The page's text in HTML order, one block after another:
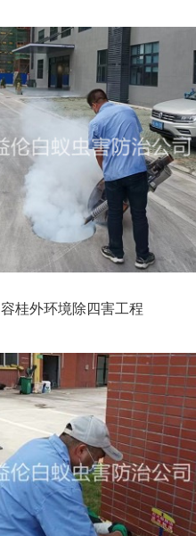
容桂外环境除四害工程